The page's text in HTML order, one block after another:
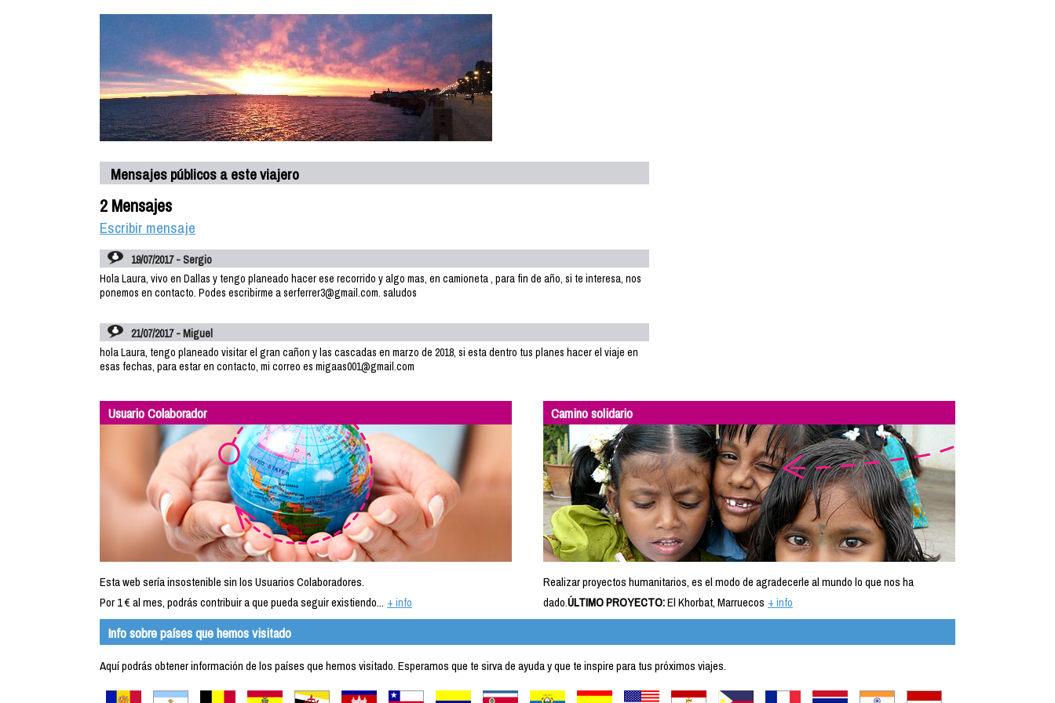
Mensajes públicos a este viajero
2 Mensajes
Escribir mensaje
19/07/2017 - Sergio
Hola Laura, vivo en Dallas y tengo planeado hacer ese recorrido y algo mas, en camioneta , para fin de año, si te interesa, nos
ponemos en contacto. Podes escribirme a serferrer3@gmail.com. saludos
21/07/2017 - Miguel
hola Laura, tengo planeado visitar el gran cañon y las cascadas en marzo de 2018, si esta dentro tus planes hacer el viaje en
esas fechas, para estar en contacto, mi correo es migaas001@gmail.com
Usuario Colaborador
Esta web sería insostenible sin los Usuarios Colaboradores.
Por 1 € al mes, podrás contribuir a que pueda seguir existiendo... + info
Camino solidario
Realizar proyectos humanitarios, es el modo de agradecerle al mundo lo que nos ha
dado.ÚLTIMO PROYECTO:El Khorbat, Marruecos + info
Info sobre países que hemos visitado
Aquí podrás obtener información de los países que hemos visitado. Esperamos que te sirva de ayuda y que te inspire para tus próximos viajes.